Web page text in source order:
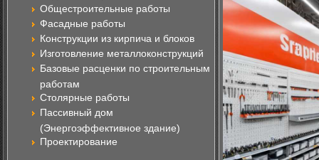
Общестроительные работы
Фасадные работы
Конструкции из кирпича и блоков
Изготовление металлоконструкций
Базовые расценки по строительным
работам
Столярные работы
Пассивный дом
(Энергоэффективное здание)
Проектирование